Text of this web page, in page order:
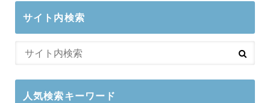
サイト内検索
人気検索キーワード